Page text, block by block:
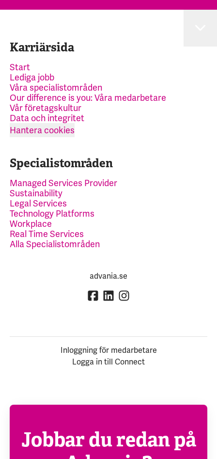
Karriärsida
Start
Lediga jobb
Våra specialistområden
Our difference is you: Våra medarbetare
Vår företagskultur
Data och integritet
Hantera cookies
Specialistområden
Managed Services Provider
Sustainability
Legal Services
Technology Platforms
Workplace
Real Time Services
Alla Specialistområden
advania.se
Inloggning för medarbetare
Logga in till Connect
Jobbar du redan på